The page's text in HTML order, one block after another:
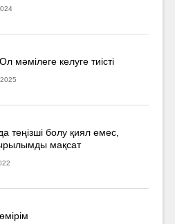
мәмілеге келуге тиісті
теңізші болу қиял емес,
мақсат